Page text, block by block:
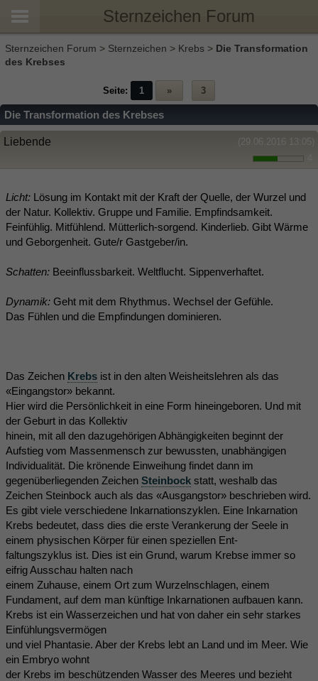
Sternzeichen Forum
Sternzeichen Forum > Sternzeichen > Krebs > Die Transformation
des Krebses
Seite: 1 » 3
Die Transformation des Krebses
(29.06.2016 13:05)
Liebende
Licht: Lösung im Kontakt mit der Kraft der Quelle, der Wurzel und
der Natur. Kollektiv. Gruppe und Familie. Empfindsamkeit.
Feinfühlig. Mitfühlend. Mütterlich-sorgend. Kinderlieb. Gibt Wärme
und Geborgenheit. Gute/r Gastgeber/in.
Schatten: Beeinflussbarkeit. Weltflucht. Sippenverhaftet.
Dynamik: Geht mit dem Rhythmus. Wechsel der Gefühle.
Das Fühlen und die Empfindungen dominieren.
Das Zeichen Krebs ist in den alten Weisheitslehren als das
«Eingangstor» bekannt.
Hier wird die Persönlichkeit in eine Form hineingeboren. Und mit
der Geburt in das Kollektiv
hinein, mit all den dazugehörigen Abhängigkeiten beginnt der
Aufstieg vom Massenmensch zur bewussten, unabhängigen
Individualität. Die krönende Einweihung findet dann im
gegenüberliegenden Zeichen Steinbock statt, weshalb das
Zeichen Steinbock auch als das «Ausgangstor» beschrieben wird.
Es gibt viele verschiedene Inkarnationszyklen. Eine Inkarnation
Krebs bedeutet, dass dies die erste Verankerung der Seele in
einem physischen Körper für einen speziellen Ent-
faltungszyklus ist. Dies ist ein Grund, warum Krebse immer so
eifrig Ausschau halten nach
einem Zuhause, einem Ort zum Wurzelnschlagen, einem
Fundament, auf dem man künftige Inkarnationen aufbauen kann.
Krebs ist ein Wasserzeichen und hat von daher ein sehr starkes
Einfühlungsvermögen
und viel Phantasie. Aber der Krebs lebt an Land und im Meer. Wie
ein Embryo wohnt
der Krebs im beschützenden Wasser des Meeres und bezieht